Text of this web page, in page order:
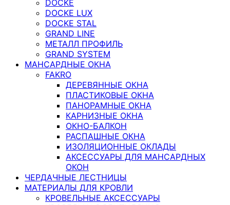
DOCKE
DOCKE LUX
DOCKE STAL
GRAND LINE
МЕТАЛЛ ПРОФИЛЬ
GRAND SYSTEM
МАНСАРДНЫЕ ОКНА
FAKRO
ДЕРЕВЯННЫЕ ОКНА
ПЛАСТИКОВЫЕ ОКНА
ПАНОРАМНЫЕ ОКНА
КАРНИЗНЫЕ ОКНА
ОКНО-БАЛКОН
РАСПАШНЫЕ ОКНА
ИЗОЛЯЦИОННЫЕ ОКЛАДЫ
АКСЕССУАРЫ ДЛЯ МАНСАРДНЫХ
ОКОН
ЧЕРДАЧНЫЕ ЛЕСТНИЦЫ
МАТЕРИАЛЫ ДЛЯ КРОВЛИ
КРОВЕЛЬНЫЕ АКСЕССУАРЫ